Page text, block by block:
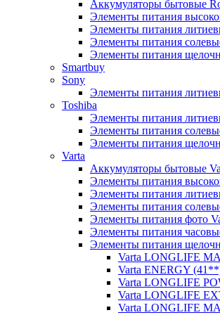
Аккумуляторы бытовые
Элементы питания
Элементы питания
Элементы питания
Элементы питания
Smartbuy
Sony
Элементы питания
Toshiba
Элементы питания
Элементы питания
Элементы питания
Varta
Аккумуляторы бытовые
Элементы питания
Элементы питания
Элементы питания
Элементы питания фото
Элементы питания
Элементы питания
Varta LONGLIFE
Varta ENERGY
Varta LONGLIFE
Varta LONGLIFE
Varta LONGLIFE